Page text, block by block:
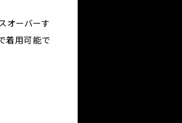
オーバーす
着用可能で